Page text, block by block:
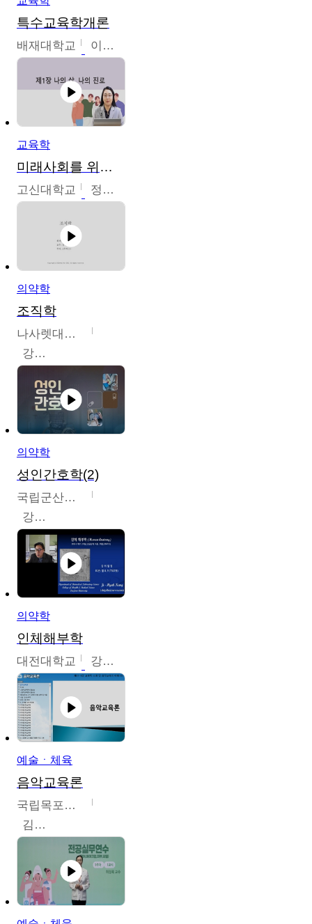
특수교육학개론
배재대학교 이현주
교육학
미래사회를 위한 진로 탐색 및 설계
고신대학교 정주영
의약학
조직학
나사렛대학교
강지언
의약학
성인간호학(2)
국립군산대학교
강경아
의약학
인체해부학
대전대학교 강지혁
예술ㆍ체육
음악교육론
국립목포대학교
김신영